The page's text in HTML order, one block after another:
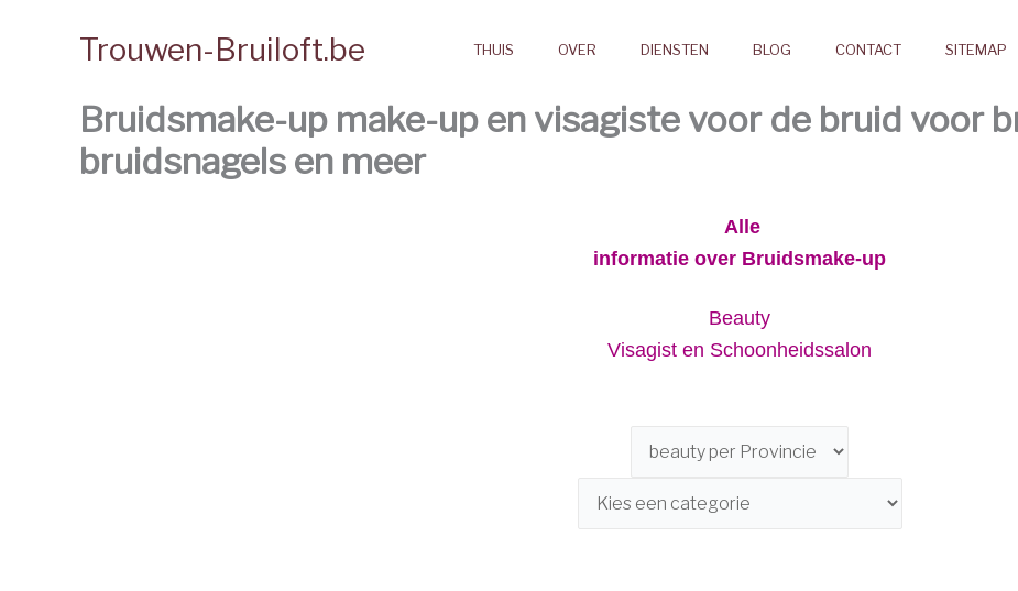
Trouwen-Bruiloft.be THUIS OVER DIENSTEN BLOG CONTACT SITEMAP
Bruidsmake-up make-up en visagiste voor de bruid voor
bruidsnagels en meer
Alle
informatie over Bruidsmake-up
Beauty
Visagist en Schoonheidssalon